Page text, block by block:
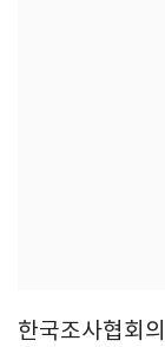
한국조사협회